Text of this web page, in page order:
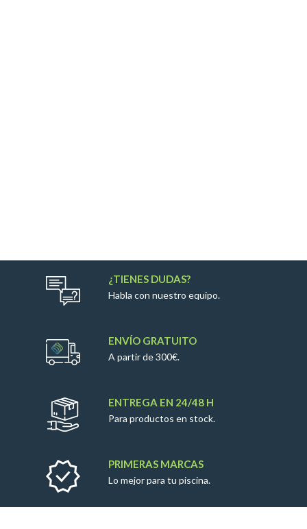
¿TIENES DUDAS?
Habla con nuestro equipo.
ENVÍO GRATUITO
A partir de 300€.
ENTREGA EN 24/48 H
Para productos en stock.
PRIMERAS MARCAS
Lo mejor para tu piscina.